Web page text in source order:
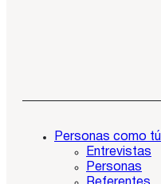
Personas como tú
Entrevistas
Personas